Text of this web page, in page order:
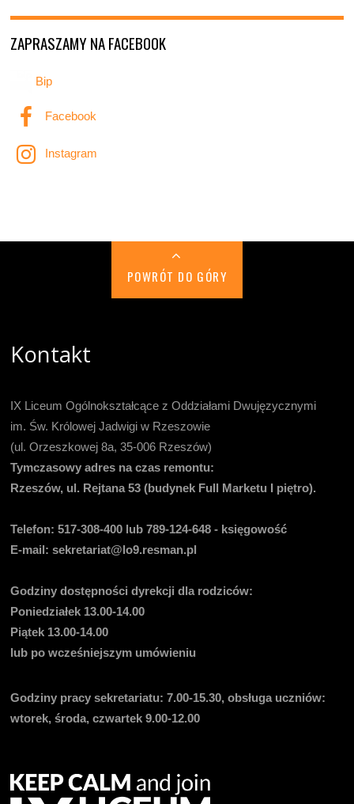
ZAPRASZAMY NA FACEBOOK
Bip
Facebook
Instagram
POWRÓT DO GÓRY
Kontakt
IX Liceum Ogólnokształcące z Oddziałami Dwujęzycznymi
im. Św. Królowej Jadwigi w Rzeszowie
(ul. Orzeszkowej 8a, 35-006 Rzeszów)
Tymczasowy adres na czas remontu:
Rzeszów, ul. Rejtana 53 (budynek Full Marketu I piętro).
Telefon:517-308-400 lub 789-124-648 - księgowość
E-mail: sekretariat@lo9.resman.pl
Godziny dostępności dyrekcji dla rodziców:
Poniedziałek 13.00-14.00
Piątek 13.00-14.00
lub po wcześniejszym umówieniu
Godziny pracy sekretariatu: 7.00-15.30, obsługa uczniów:
wtorek, środa, czwartek 9.00-12.00